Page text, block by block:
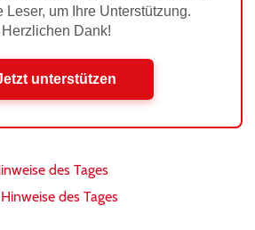
Leser, um Ihre Unterstützung.
Herzlichen Dank!
unterstützen
des Tages
Hinweise des Tages